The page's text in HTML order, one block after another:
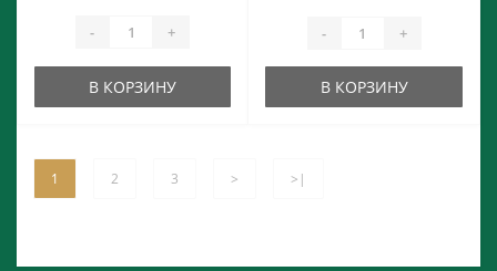
- +
В КОРЗИНУ
- +
В КОРЗИНУ
1 2 3 > >|